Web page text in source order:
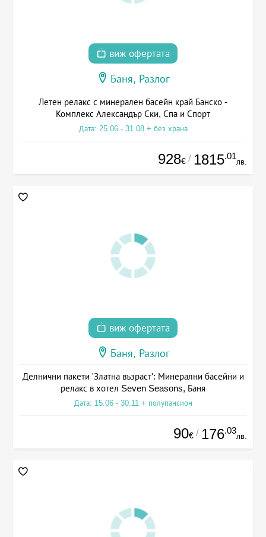
виж офертата
Баня, Разлог
Летен релакс с минерален басейн край Банско -
Комплекс Александър Ски, Спа и Спорт
Дата: 25.06 - 31.08 + без храна
928€ / 1815.01
лв.
виж офертата
Баня, Разлог
Делнични пакети 'Златна възраст': Минерални басейни и
релакс в хотел Seven Seasons, Баня
Дата: 15.06 - 30.11 + полупансион
90€ / 176.03
лв.